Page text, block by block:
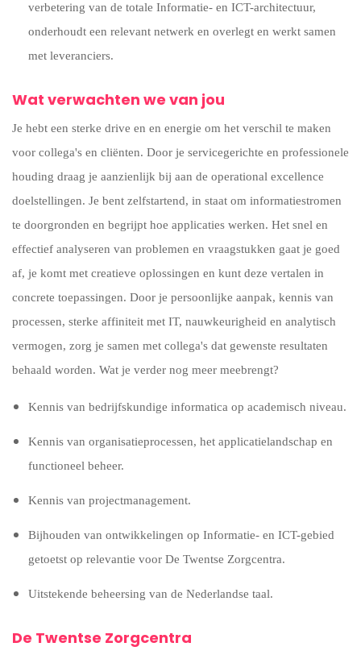
verbetering van de totale Informatie- en ICT-architectuur,
onderhoudt een relevant netwerk en overlegt en werkt samen
met leveranciers.
Wat verwachten we van jou
Je hebt een sterke drive en en energie om het verschil te maken
voor collega's en cliënten. Door je servicegerichte en professionele
houding draag je aanzienlijk bij aan de operational excellence
doelstellingen. Je bent zelfstartend, in staat om informatiestromen
te doorgronden en begrijpt hoe applicaties werken. Het snel en
effectief analyseren van problemen en vraagstukken gaat je goed
af, je komt met creatieve oplossingen en kunt deze vertalen in
concrete toepassingen. Door je persoonlijke aanpak, kennis van
processen, sterke affiniteit met IT, nauwkeurigheid en analytisch
vermogen, zorg je samen met collega's dat gewenste resultaten
behaald worden. Wat je verder nog meer meebrengt?
Kennis van bedrijfskundige informatica op academisch niveau.
Kennis van organisatieprocessen, het applicatielandschap en
functioneel beheer.
Kennis van projectmanagement.
Bijhouden van ontwikkelingen op Informatie- en ICT-gebied
getoetst op relevantie voor De Twentse Zorgcentra.
Uitstekende beheersing van de Nederlandse taal.
De Twentse Zorgcentra